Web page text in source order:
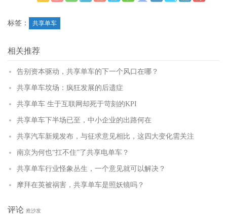
标签：
共享单车
相关推荐
告别资本驱动，共享单车的下一个风口在哪？
共享单车坟场：疯狂发展的后遗症
共享单车 生于互联网却死于苛刻的KPI
共享单车下半场已至，中小企业的出路何在
共享汽车新规发布，与征求意见相比，这四大变化需关注
南京为何也“扛不住”了共享电单车？
共享单车行业怪象丛生，一个意见就可以解决？
摩拜在英被祸害，共享单车是照妖镜吗？
评论 抢沙发